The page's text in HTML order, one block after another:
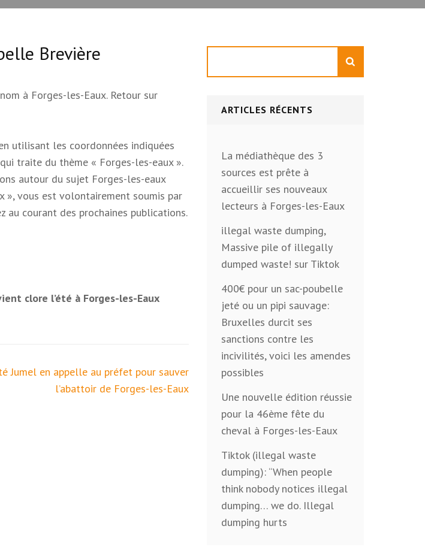
Brevière
à Forges-les-Eaux. Retour sur
utilisant les coordonnées indiquées
traite du thème « Forges-les-eaux ».
autour du sujet Forges-les-eaux
», vous est volontairement soumis par
courant des prochaines publications.
clore l’été à Forges-les-Eaux
Jumel en appelle au préfet pour sauver
l’abattoir de Forges-les-Eaux
ARTICLES RÉCENTS
La médiathèque des 3
sources est prête à
accueillir ses nouveaux
lecteurs à Forges-les-Eaux
illegal waste dumping,
Massive pile of illegally
dumped waste! sur Tiktok
400€ pour un sac-poubelle
jeté ou un pipi sauvage:
Bruxelles durcit ses
sanctions contre les
incivilités, voici les amendes
possibles
Une nouvelle édition réussie
pour la 46ème fête du
cheval à Forges-les-Eaux
Tiktok (illegal waste
dumping): “When people
think nobody notices illegal
dumping… we do. Illegal
dumping hurts